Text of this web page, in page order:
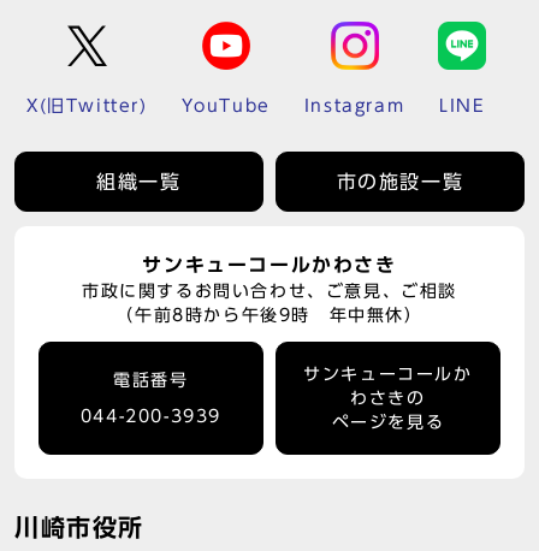
X(旧Twitter) YouTube Instagram LINE
組織一覧 市の施設一覧
サンキューコールかわさき
市政に関するお問い合わせ、ご意見、ご相談
（午前8時から午後9時 年中無休）
電話番号
044-200-3939
サンキューコールか
わさきの
ページを見る
川崎市役所